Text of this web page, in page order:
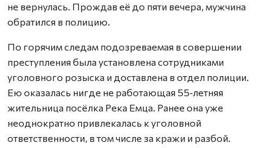
не вернулась. Прождав её до пяти вечера, мужчина
обратился в полицию.
По горячим следам подозреваемая в совершении
преступления была установлена сотрудниками
уголовного розыска и доставлена в отдел полиции.
Ею оказалась нигде не работающая 55‑летняя
жительница посёлка Река Емца. Ранее она уже
неоднократно привлекалась к уголовной
ответственности, в том числе за кражи и разбой.